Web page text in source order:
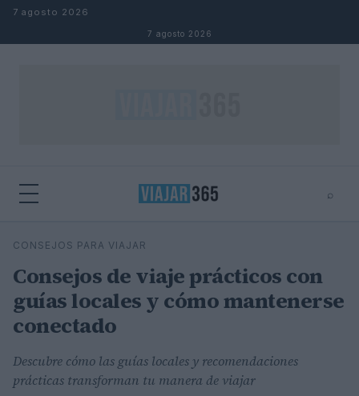
Saltar al contenido
7 agosto 2026
7 agosto 2026
⌕
Buscar
CONSEJOS PARA VIAJAR
Consejos de viaje prácticos con
guías locales y cómo mantenerse
conectado
Descubre cómo las guías locales y recomendaciones
prácticas transforman tu manera de viajar